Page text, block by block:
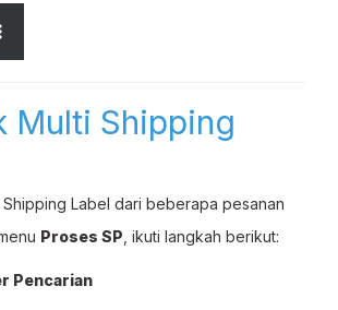
Multi Shipping
Label dari beberapa pesanan
Proses SP , ikuti langkah berikut:
Pencarian